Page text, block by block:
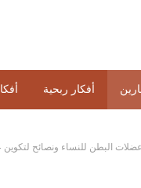
أفكار ربحية
عضلات البطن للنساء ونصائح